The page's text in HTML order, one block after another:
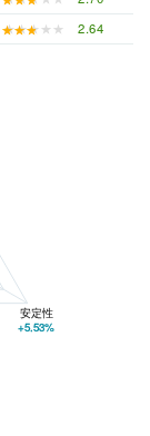
★★★★★
★★★★★ 2.64
安定性
+5.53%